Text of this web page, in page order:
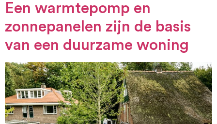
Een warmtepomp en
zonnepanelen zijn de basis
van een duurzame woning